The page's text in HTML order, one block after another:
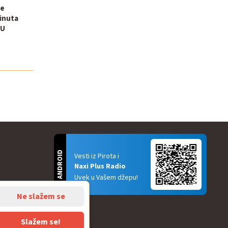
Vesti iz Pirota i
Naxi Plus Radio
Uvek u Vašem džepu!
ANDROID
Ne slažem se
Slažem se!